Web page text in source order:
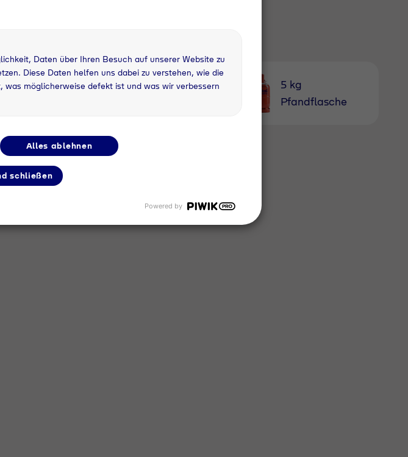
5 kg Nutzung
5 kg
Pfandflasche
Daten über Ihren Besuch auf unserer Website zu
Diese Daten helfen uns dabei zu verstehen, wie die
möglicherweise defekt ist und was wir verbessern
Alles ablehnen
schließen
Powered by